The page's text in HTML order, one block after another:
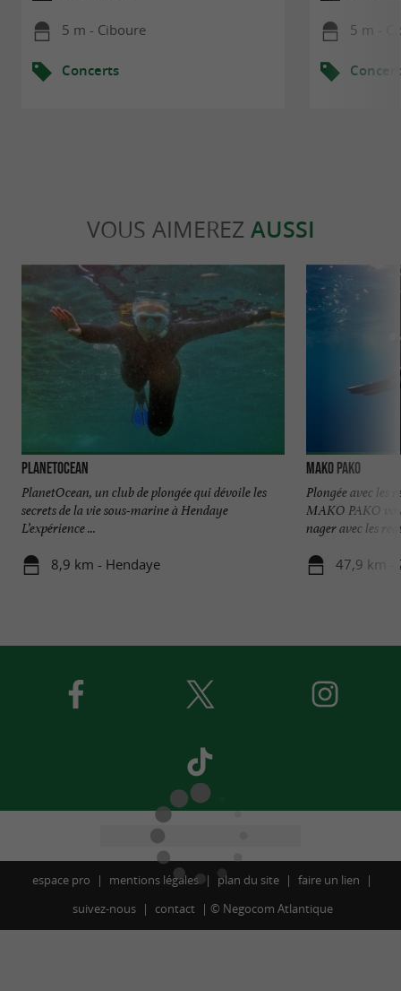
5 m - Ciboure
Concerts
5 m -
VOUS AIMEREZ AUSSI
PlanetOcean
PlanetOcean, un club de plongée qui dévoile les
secrets de la vie sous-marine à Hendaye
L’expérience ...
8,9 km - Hendaye
Mako Pako
Plongée avec les
MAKO PAKO
nager avec les
47,9 km -
espace pro mentions légales plan du site
faire un lien
suivez-nous
contact © Negocom Atlantique